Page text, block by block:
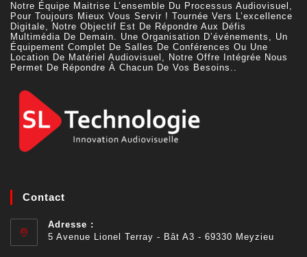
Notre Équipe Maitrise L’ensemble Du Processus Audiovisuel,
Pour Toujours Mieux Vous Servir ! Tournée Vers L’excellence
Digitale, Notre Objectif Est De Répondre Aux Défis
Multimédia De Demain. Une Organisation D’événements, Un
Équipement Complet De Salles De Conférences Ou Une
Location De Matériel Audiovisuel, Notre Offre Intégrée Nous
Permet De Répondre À Chacun De Vos Besoins..
Contact
Adresse :
5 Avenue Lionel Terray - Bât A3 - 69330 Meyzieu